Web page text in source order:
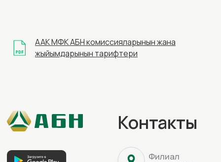
ААК МФК АБН комиссияларынын жана
жыйымдарынын тарифтери